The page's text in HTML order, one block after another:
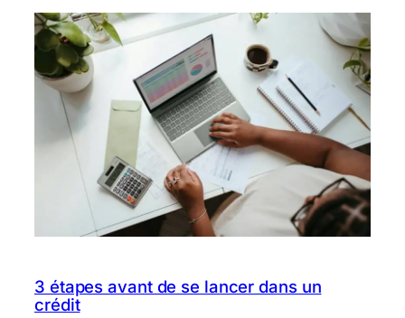
3 étapes avant de se lancer dans un
crédit